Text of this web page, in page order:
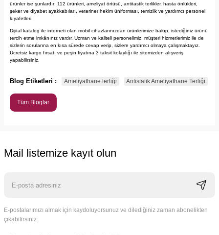
ürünler ise şunlardır: 112 ürünleri, ameliyat örtüsü, antitastik terlikler, hasta önlükleri,
şeker ve diyabet ayakkabıları, veteriner hekim üniforması, temizlik ve yardımcı personel
kıyafetleri.
Dijital katalog ile interneti olan mobil cihazlarınızdan ürünlerimize bakıp, istediğiniz ürünü
tercih etme imkânınız vardır. Uzman ve kaliteli personelimiz, müşteri hizmetlerimiz ile de
sizlerin sorularına en kısa sürede cevap verip, sizlere yardımcı olmaya çalışmaktayız.
Ücretsiz kargo fırsatı ve peşin fiyatına 3 taksit kolaylığı ile sitemizden alışveriş
yapabilirsiniz.
Blog Etiketleri : Ameliyathane terliği Antistatik Ameliyathane Terliği
Tüm Bloglar
Mail listemize kayıt olun
E-postalarımızı almak için kaydoluyorsunuz ve dilediğiniz zaman abonelikten
çıkabilirsiniz.